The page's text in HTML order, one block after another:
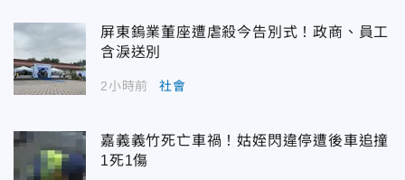
屏東鎢業董座遭虐殺今告別式！政商、員工
含淚送別
2小時前 社會
嘉義義竹死亡車禍！姑姪閃違停遭後車追撞
1死1傷